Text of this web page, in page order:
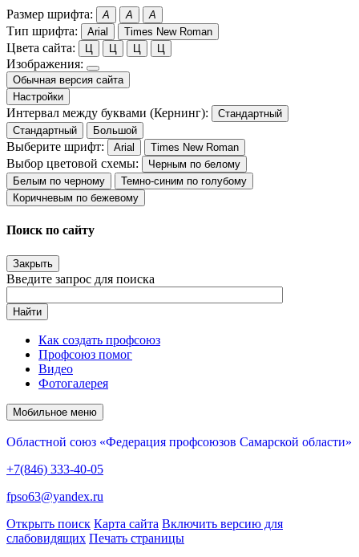
Размер шрифта: A A A
Тип шрифта: Arial Times New Roman
Цвета сайта: Ц Ц Ц Ц
Изображения:
Обычная версия сайта
Настройки
Интервал между буквами (Кернинг):
Стандартный
Стандартный
Большой
Выберите шрифт: Arial Times New Roman
Выбор цветовой схемы:
Черным по белому
Белым по черному
Темно-синим по голубому
Коричневым по бежевому
Поиск по сайту
Закрыть
Введите запрос для поиска
Найти
Как создать профсоюз
Профсоюз помог
Видео
Фотогалерея
Мобильное меню
Областной союз «Федерация профсоюзов Самарской области»
+7(846) 333-40-05
fpso63@yandex.ru
Открыть поиск Карта сайта Включить версию для
слабовидящих Печать страницы